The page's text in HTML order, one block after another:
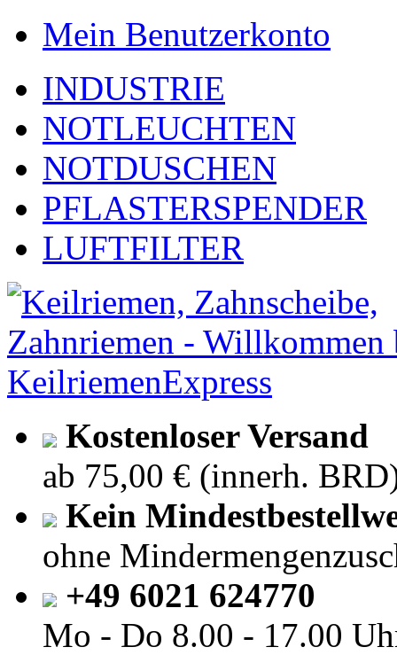
Mein Benutzerkonto
INDUSTRIE
NOTLEUCHTEN
NOTDUSCHEN
PFLASTERSPENDER
LUFTFILTER
Kostenloser Versand
ab 75,00 € (innerh.
Kein
ohne
+49 6021 624770
Mo - Do 8.00 - 17.00